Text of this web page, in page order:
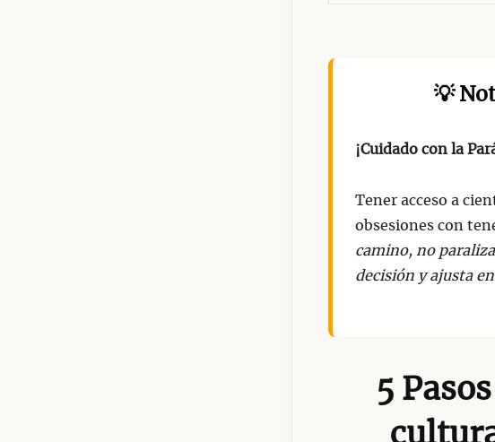
💡
¡Cuidado con la
Tener acceso a
obsesiones con
camino, no
decisión y ajusta
5